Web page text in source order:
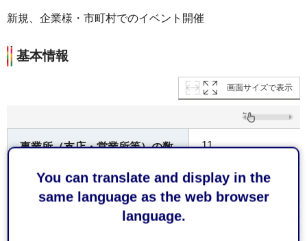
You can translate and display in the
same language as the web browser
language.
新規、企業様・市町村でのイベント開催
基本情報
画面サイズで表示
事業所（支店・営業所等）の数 11
業種 医療、福祉
代表取締役 森 貴